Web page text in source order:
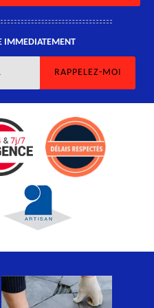
IMMEDIATEMENT